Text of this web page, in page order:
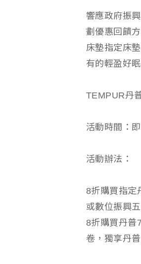
響應政府振
劃優惠回饋
床墊指定床
有的輕盈好眠
TEMPUR丹
活動時間：
活動辦法：
8折購買指定
或數位振興
8折購買丹普
卷，獨享丹